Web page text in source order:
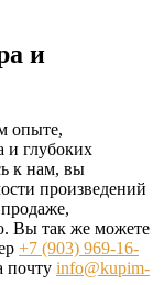
и
опыте,
и глубоких
к нам, вы
произведений
Вы так же можете
+7 (903) 969-16-
почту info@kupim-